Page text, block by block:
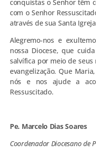
conquistas o Senhor têm
com o Senhor
através de sua Santa
Alegremo-nos e
nossa Diocese, que
salvífica por meio de
evangelização. Que
nós e nos ajude a
Ressuscitado.
Pe. Marcelo Dias Soares
Coordenador Diocesano de